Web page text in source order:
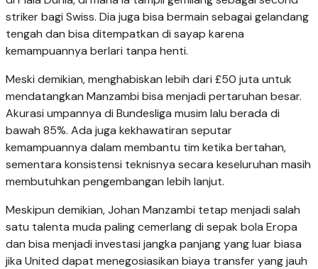
striker bagi Swiss. Dia juga bisa bermain sebagai gelandang
tengah dan bisa ditempatkan di sayap karena
kemampuannya berlari tanpa henti.
Meski demikian, menghabiskan lebih dari £50 juta untuk
mendatangkan Manzambi bisa menjadi pertaruhan besar.
Akurasi umpannya di Bundesliga musim lalu berada di
bawah 85%. Ada juga kekhawatiran seputar
kemampuannya dalam membantu tim ketika bertahan,
sementara konsistensi teknisnya secara keseluruhan masih
membutuhkan pengembangan lebih lanjut.
Meskipun demikian, Johan Manzambi tetap menjadi salah
satu talenta muda paling cemerlang di sepak bola Eropa
dan bisa menjadi investasi jangka panjang yang luar biasa
jika United dapat menegosiasikan biaya transfer yang jauh